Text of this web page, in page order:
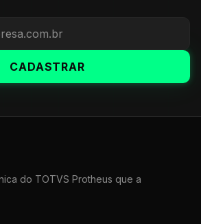
CADASTRAR
do TOTVS Protheus que a